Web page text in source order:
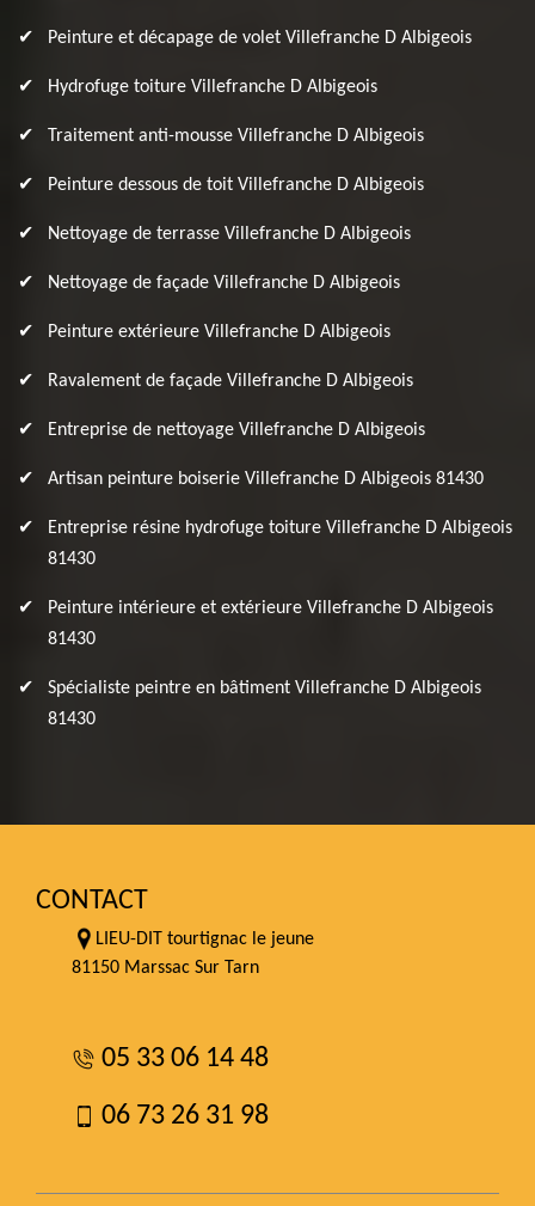
Peinture et décapage de volet Villefranche D Albigeois
Hydrofuge toiture Villefranche D Albigeois
Traitement anti-mousse Villefranche D Albigeois
Peinture dessous de toit Villefranche D Albigeois
Nettoyage de terrasse Villefranche D Albigeois
Nettoyage de façade Villefranche D Albigeois
Peinture extérieure Villefranche D Albigeois
Ravalement de façade Villefranche D Albigeois
Entreprise de nettoyage Villefranche D Albigeois
Artisan peinture boiserie Villefranche D Albigeois 81430
Entreprise résine hydrofuge toiture Villefranche D Albigeois
81430
Peinture intérieure et extérieure Villefranche D Albigeois
81430
Spécialiste peintre en bâtiment Villefranche D Albigeois
81430
CONTACT
LIEU-DIT tourtignac le jeune
81150 Marssac Sur Tarn
05 33 06 14 48
06 73 26 31 98